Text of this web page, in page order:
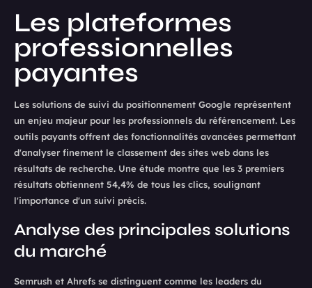
Les plateformes
professionnelles
payantes
Les solutions de suivi du positionnement Google représentent
un enjeu majeur pour les professionnels du référencement. Les
outils payants offrent des fonctionnalités avancées permettant
d'analyser finement le classement des sites web dans les
résultats de recherche. Une étude montre que les 3 premiers
résultats obtiennent 54,4% de tous les clics, soulignant
l'importance d'un suivi précis.
Analyse des principales solutions
du marché
Semrush et Ahrefs se distinguent comme les leaders du